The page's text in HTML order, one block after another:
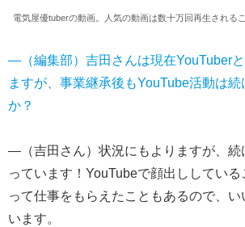
電気屋優tuberの動画。人気の動画は数十万回再生されるこ
―（編集部）吉田さんは現在YouTuber
ますが、事業継承後もYouTube活動は
か？
―（吉田さん）状況にもよりますが、続
っています！YouTubeで顔出ししてい
って仕事をもらえたこともあるので、
います。